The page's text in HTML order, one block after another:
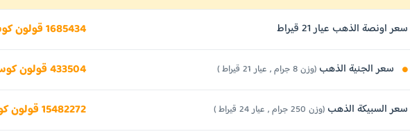
سعر اونصة الذهب عيار 21 قيراط 1685434 قولون كوستاريكي
سعر الجنية الذهب (وزن 8 جرام , عيار 21 قيراط ) 433504 قولون كوستاريكي
سعر السبيكة الذهب (وزن 250 جرام , عيار 24 قيراط ) 15482272 قولون كوستاريكي